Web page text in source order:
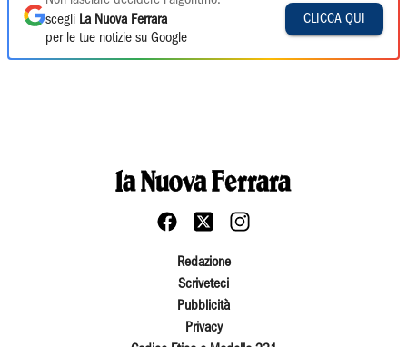
scegli La Nuova Ferrara
per le tue notizie su Google
CLICCA QUI
Redazione
Scriveteci
Pubblicità
Privacy